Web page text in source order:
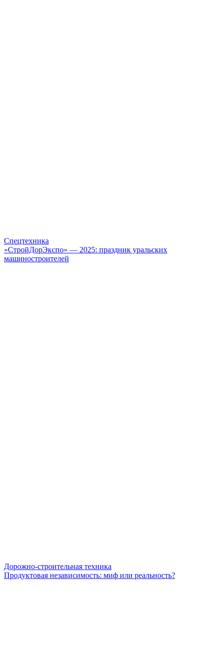
Спецтехника
«СтройДорЭкспо» — 2025: праздник уральских
машиностроителей
Дорожно-строительная техника
Продуктовая независимость: миф или реальность?